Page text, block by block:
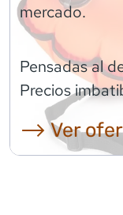
mercado.
Pensadas al
Precios
⟶ Ver